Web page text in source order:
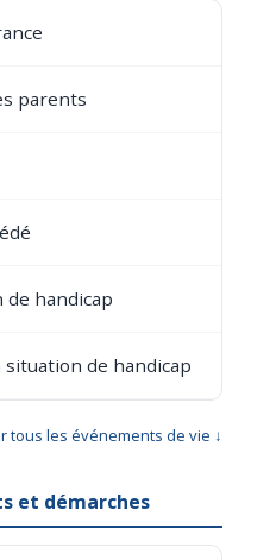
parents
de handicap
de handicap
tous les événements de vie ↓
et démarches